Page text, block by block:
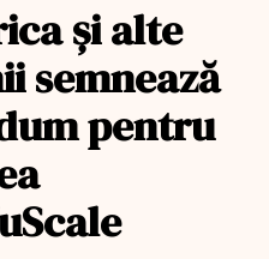
și alte
semnează
pentru